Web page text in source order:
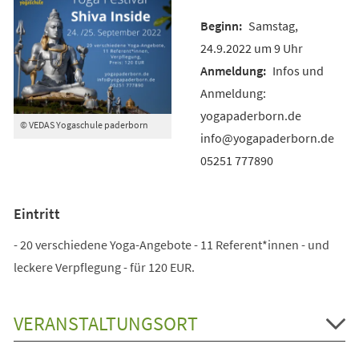
© VEDAS Yogaschule paderborn
Samstag,
24.9.2022 um 9 Uhr
Infos und
Anmeldung:
yogapaderborn.de
info@yogapaderborn.de
05251 777890
Eintritt
- 20 verschiedene Yoga-Angebote - 11 Referent*innen - und
leckere Verpflegung - für 120 EUR.
VERANSTALTUNGSORT